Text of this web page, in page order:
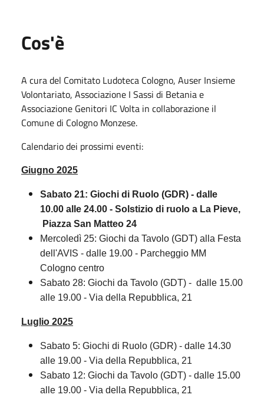
Cos'è
A cura del Comitato Ludoteca Cologno, Auser Insieme
Volontariato, Associazione I Sassi di Betania e
Associazione Genitori IC Volta in collaborazione il
Comune di Cologno Monzese.
Calendario dei prossimi eventi:
Giugno 2025
Sabato 21: Giochi di Ruolo (GDR) - dalle
10.00 alle 24.00 - Solstizio di ruolo a La Pieve,
Piazza San Matteo 24
Mercoledì 25: Giochi da Tavolo (GDT) alla Festa
dell'AVIS - dalle 19.00 - Parcheggio MM
Cologno centro
Sabato 28: Giochi da Tavolo (GDT) - dalle 15.00
alle 19.00 - Via della Repubblica, 21
Luglio 2025
Sabato 5: Giochi di Ruolo (GDR) - dalle 14.30
alle 19.00 - Via della Repubblica, 21
Sabato 12: Giochi da Tavolo (GDT) - dalle 15.00
alle 19.00 - Via della Repubblica, 21